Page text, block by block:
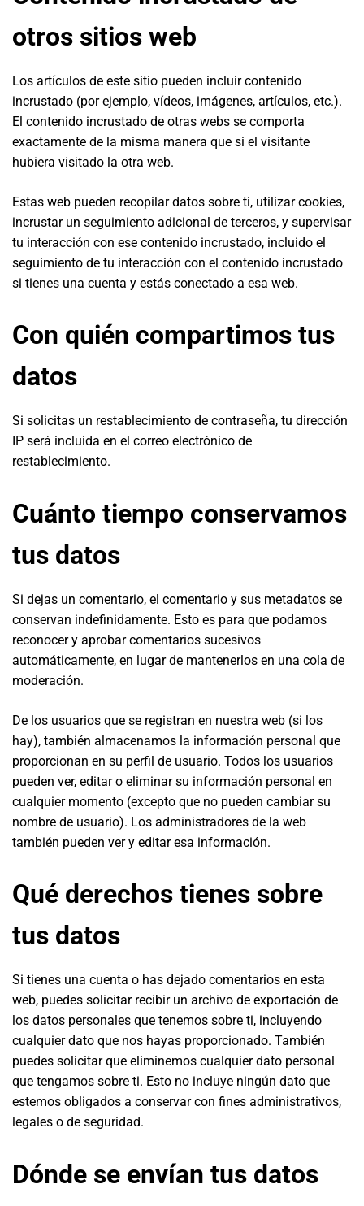
otros sitios web
Los artículos de este sitio pueden incluir contenido
incrustado (por ejemplo, vídeos, imágenes, artículos, etc.).
El contenido incrustado de otras webs se comporta
exactamente de la misma manera que si el visitante
hubiera visitado la otra web.
Estas web pueden recopilar datos sobre ti, utilizar cookies,
incrustar un seguimiento adicional de terceros, y supervisar
tu interacción con ese contenido incrustado, incluido el
seguimiento de tu interacción con el contenido incrustado
si tienes una cuenta y estás conectado a esa web.
Con quién compartimos tus
datos
Si solicitas un restablecimiento de contraseña, tu dirección
IP será incluida en el correo electrónico de
restablecimiento.
Cuánto tiempo conservamos
tus datos
Si dejas un comentario, el comentario y sus metadatos se
conservan indefinidamente. Esto es para que podamos
reconocer y aprobar comentarios sucesivos
automáticamente, en lugar de mantenerlos en una cola de
moderación.
De los usuarios que se registran en nuestra web (si los
hay), también almacenamos la información personal que
proporcionan en su perfil de usuario. Todos los usuarios
pueden ver, editar o eliminar su información personal en
cualquier momento (excepto que no pueden cambiar su
nombre de usuario). Los administradores de la web
también pueden ver y editar esa información.
Qué derechos tienes sobre
tus datos
Si tienes una cuenta o has dejado comentarios en esta
web, puedes solicitar recibir un archivo de exportación de
los datos personales que tenemos sobre ti, incluyendo
cualquier dato que nos hayas proporcionado. También
puedes solicitar que eliminemos cualquier dato personal
que tengamos sobre ti. Esto no incluye ningún dato que
estemos obligados a conservar con fines administrativos,
legales o de seguridad.
Dónde se envían tus datos